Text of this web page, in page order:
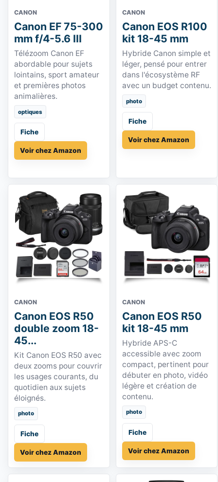
CANON
Canon EF 75-300
mm f/4-5.6 III
Télézoom Canon EF
abordable pour sujets
lointains, sport amateur
et premières photos
animalières.
optiques
Fiche
Voir chez Amazon
CANON
Canon EOS R100
kit 18-45 mm
Hybride Canon simple et
léger, pensé pour entrer
dans l'écosystème RF
avec un budget contenu.
photo
Fiche
Voir chez Amazon
CANON
Canon EOS R50
double zoom 18-
45...
Kit Canon EOS R50 avec
deux zooms pour couvrir
les usages courants, du
quotidien aux sujets
éloignés.
photo
Fiche
Voir chez Amazon
CANON
Canon EOS R50
kit 18-45 mm
Hybride APS-C
accessible avec zoom
compact, pertinent pour
débuter en photo, vidéo
légère et création de
contenu.
photo
Fiche
Voir chez Amazon